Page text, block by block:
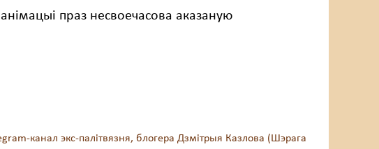
праз несвоечасова аказаную
канал экс-палітвязня, блогера Дзмітрыя Казлова (Шэрага